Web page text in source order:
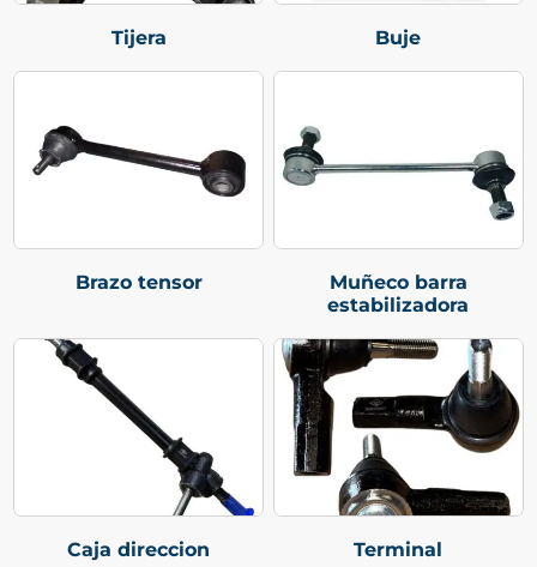
Tijera Buje
Brazo tensor
Muñeco barra
estabilizadora
Caja direccion Terminal